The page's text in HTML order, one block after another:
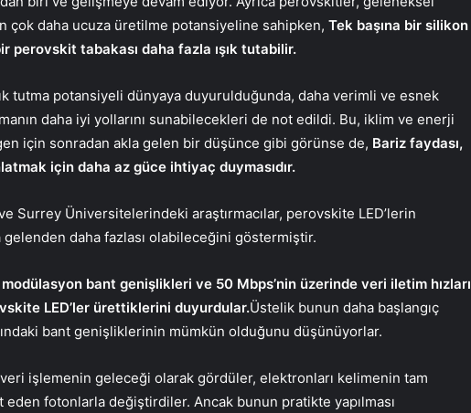
çok daha ucuza üretilme potansiyeline sahipken, Tek başına bir silikon
perovskit tabakası daha fazla ışık tutabilir.
tutma potansiyeli dünyaya duyurulduğunda, daha verimli ve esnek
daha iyi yollarını sunabilecekleri de not edildi. Bu, iklim ve enerji
için sonradan akla gelen bir düşünce gibi görünse de, Bariz faydası,
için daha az güce ihtiyaç duymasıdır.
Surrey Üniversitelerindeki araştırmacılar, perovskite LED’lerin
daha fazlası olabileceğini göstermiştir.
modülasyon bant genişlikleri ve 50 Mbps’nin üzerinde veri iletim hızları
LED’ler ürettiklerini duyurdular.Üstelik bunun daha başlangıç ​​
bant genişliklerinin mümkün olduğunu düşünüyorlar.
işlemenin geleceği olarak gördüler, elektronları kelimenin tam
eden fotonlarla değiştirdiler. Ancak bunun pratikte yapılması